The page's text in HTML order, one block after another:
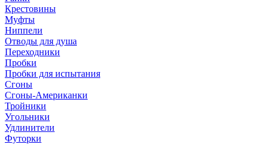
Крестовины
Муфты
Ниппели
Отводы для душа
Переходники
Пробки
Пробки для испытания
Сгоны
Сгоны-Американки
Тройники
Угольники
Удлинители
Футорки